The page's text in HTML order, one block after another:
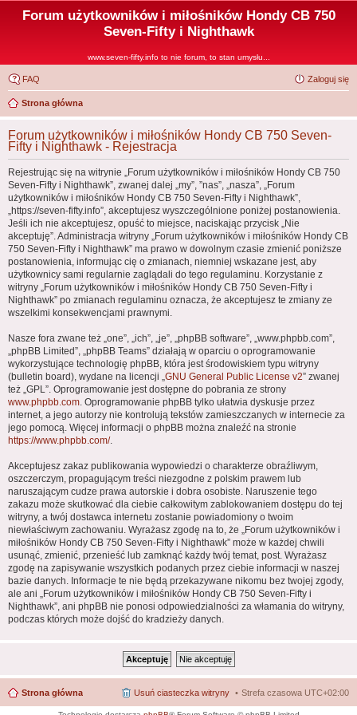
Forum użytkowników i miłośników Hondy CB 750
Seven-Fifty i Nighthawk
www.seven-fifty.info to nie forum, to stan umysłu...
FAQ Zaloguj się
Strona główna
Forum użytkowników i miłośników Hondy CB 750 Seven-
Fifty i Nighthawk - Rejestracja
Rejestrując się na witrynie „Forum użytkowników i miłośników Hondy CB 750
Seven-Fifty i Nighthawk”, zwanej dalej „my”, ”nas”, „nasza”, „Forum
użytkowników i miłośników Hondy CB 750 Seven-Fifty i Nighthawk”,
„https://seven-fifty.info”, akceptujesz wyszczególnione poniżej postanowienia.
Jeśli ich nie akceptujesz, opuść to miejsce, naciskając przycisk „Nie
akceptuję”. Administracja witryny „Forum użytkowników i miłośników Hondy CB
750 Seven-Fifty i Nighthawk” ma prawo w dowolnym czasie zmienić poniższe
postanowienia, informując cię o zmianach, niemniej wskazane jest, aby
użytkownicy sami regularnie zaglądali do tego regulaminu. Korzystanie z
witryny „Forum użytkowników i miłośników Hondy CB 750 Seven-Fifty i
Nighthawk” po zmianach regulaminu oznacza, że akceptujesz te zmiany ze
wszelkimi konsekwencjami prawnymi.
Nasze fora zwane też „one”, „ich”, „je”, „phpBB software”, „www.phpbb.com”,
„phpBB Limited”, „phpBB Teams” działają w oparciu o oprogramowanie
wykorzystujące technologię phpBB, która jest środowiskiem typu witryny
(bulletin board), wydane na licencji „GNU General Public License v2” zwanej
też „GPL”. Oprogramowanie jest dostępne do pobrania ze strony
www.phpbb.com. Oprogramowanie phpBB tylko ułatwia dyskusje przez
internet, a jego autorzy nie kontrolują tekstów zamieszczanych w internecie za
jego pomocą. Więcej informacji o phpBB można znaleźć na stronie
https://www.phpbb.com/.
Akceptujesz zakaz publikowania wypowiedzi o charakterze obraźliwym,
oszczerczym, propagującym treści niezgodne z polskim prawem lub
naruszającym cudze prawa autorskie i dobra osobiste. Naruszenie tego
zakazu może skutkować dla ciebie całkowitym zablokowaniem dostępu do tej
witryny, a twój dostawca internetu zostanie powiadomiony o twoim
niewłaściwym zachowaniu. Wyrażasz zgodę na to, że „Forum użytkowników i
miłośników Hondy CB 750 Seven-Fifty i Nighthawk” może w każdej chwili
usunąć, zmienić, przenieść lub zamknąć każdy twój temat, post. Wyrażasz
zgodę na zapisywanie wszystkich podanych przez ciebie informacji w naszej
bazie danych. Informacje te nie będą przekazywane nikomu bez twojej zgody,
ale ani „Forum użytkowników i miłośników Hondy CB 750 Seven-Fifty i
Nighthawk”, ani phpBB nie ponosi odpowiedzialności za włamania do witryny,
podczas których może dojść do kradzieży danych.
Strona główna Strefa czasowa UTC+02:00
Usuń ciasteczka witryny